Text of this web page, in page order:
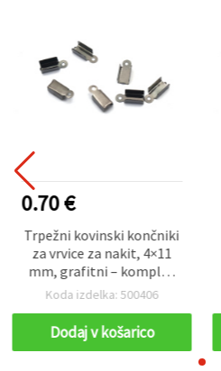
0.70 €
Trpežni kovinski končniki
za vrvice za nakit, 4×11
mm, grafitni – komplet
50 kosov
Koda izdelka: 500406
Dodaj v košarico